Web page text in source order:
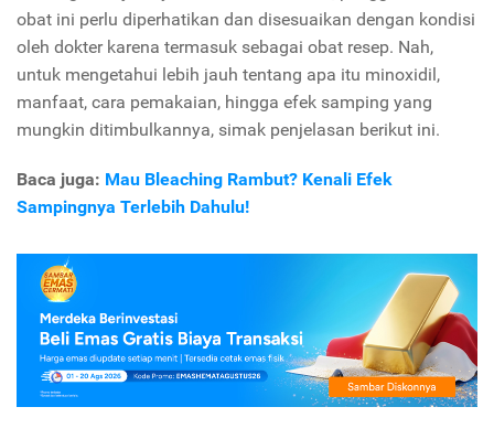
obat ini perlu diperhatikan dan disesuaikan dengan kondisi
oleh dokter karena termasuk sebagai obat resep. Nah,
untuk mengetahui lebih jauh tentang apa itu minoxidil,
manfaat, cara pemakaian, hingga efek samping yang
mungkin ditimbulkannya, simak penjelasan berikut ini.
Baca juga: Mau Bleaching Rambut? Kenali Efek
Sampingnya Terlebih Dahulu!